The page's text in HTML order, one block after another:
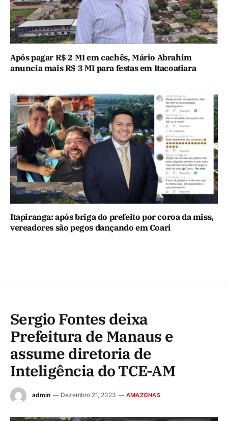
Após pagar R$ 2 MI em cachês, Mário Abrahim
anuncia mais R$ 3 MI para festas em Itacoatiara
Itapiranga: após briga do prefeito por coroa da miss,
vereadores são pegos dançando em Coari
Sergio Fontes deixa
Prefeitura de Manaus e
assume diretoria de
Inteligência do TCE-AM
admin Dezembro 21, 2023 AMAZONAS